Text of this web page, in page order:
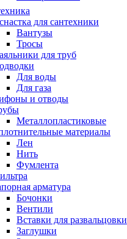
для сантехники
Вантузы
Тросы
для труб
Для воды
Для газа
и отводы
Металлопластиковые
материалы
Лен
Нить
Фумлента
арматура
Бочонки
Вентили
Вставки для развальцовки
Заглушки